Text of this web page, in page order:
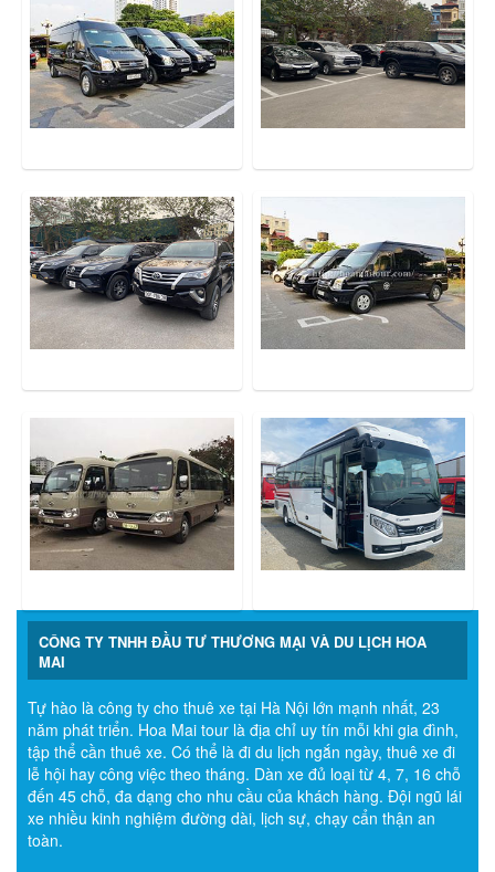
CÔNG TY TNHH ĐẦU TƯ THƯƠNG MẠI VÀ DU LỊCH HOA
MAI
Tự hào là công ty cho thuê xe tại Hà Nội lớn mạnh nhất, 23
năm phát triển. Hoa Mai tour là địa chỉ uy tín mỗi khi gia đình,
tập thể cần thuê xe. Có thể là đi du lịch ngắn ngày, thuê xe đi
lễ hội hay công việc theo tháng. Dàn xe đủ loại từ 4, 7, 16 chỗ
đến 45 chỗ, đa dạng cho nhu cầu của khách hàng. Đội ngũ lái
xe nhiều kinh nghiệm đường dài, lịch sự, chạy cẩn thận an
toàn.